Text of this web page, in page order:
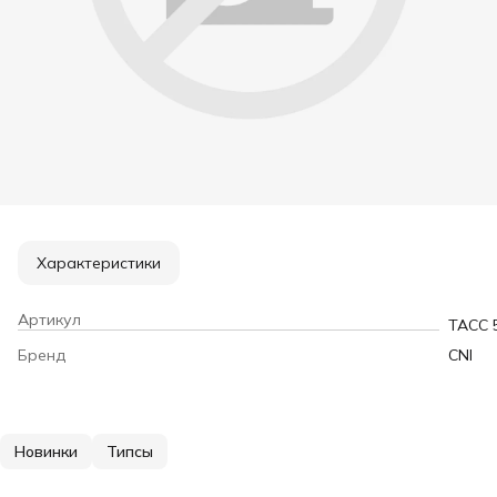
Характеристики
Артикул
TACC
Бренд
CNI
Новинки Типсы